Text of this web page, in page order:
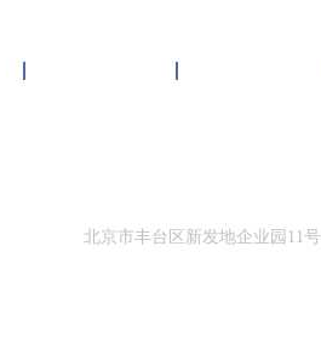
北京市丰台区新发地企业园11号